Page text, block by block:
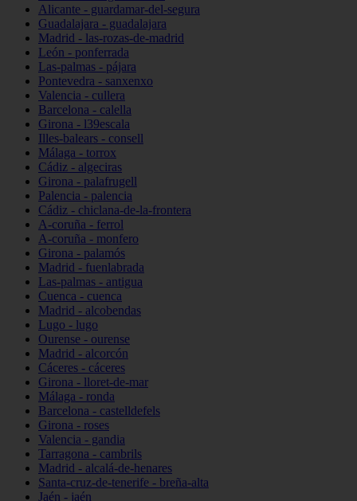
Alicante - guardamar-del-segura
Guadalajara - guadalajara
Madrid - las-rozas-de-madrid
León - ponferrada
Las-palmas - pájara
Pontevedra - sanxenxo
Valencia - cullera
Barcelona - calella
Girona - l39escala
Illes-balears - consell
Málaga - torrox
Cádiz - algeciras
Girona - palafrugell
Palencia - palencia
Cádiz - chiclana-de-la-frontera
A-coruña - ferrol
A-coruña - monfero
Girona - palamós
Madrid - fuenlabrada
Las-palmas - antigua
Cuenca - cuenca
Madrid - alcobendas
Lugo - lugo
Ourense - ourense
Madrid - alcorcón
Cáceres - cáceres
Girona - lloret-de-mar
Málaga - ronda
Barcelona - castelldefels
Girona - roses
Valencia - gandia
Tarragona - cambrils
Madrid - alcalá-de-henares
Santa-cruz-de-tenerife - breña-alta
Jaén - jaén